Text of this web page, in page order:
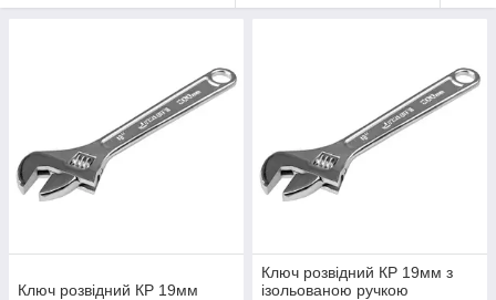
Розвідні ключі гайкові призначені для виконання різних
слюсарно-монтажних робіт при ремонті і технічному
обслуговуванні побутової техніки, автомобільн
Ключ розвідний КР 19мм
Ключ розвідний КР 19мм з
ізольованою ручкою